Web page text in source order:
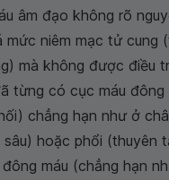
âm đạo không rõ
mức niêm mạc tử cung
mà không được điều
từng có cục máu
chẳng hạn như ở
hoặc phổi (thuyên
máu (chẳng hạn